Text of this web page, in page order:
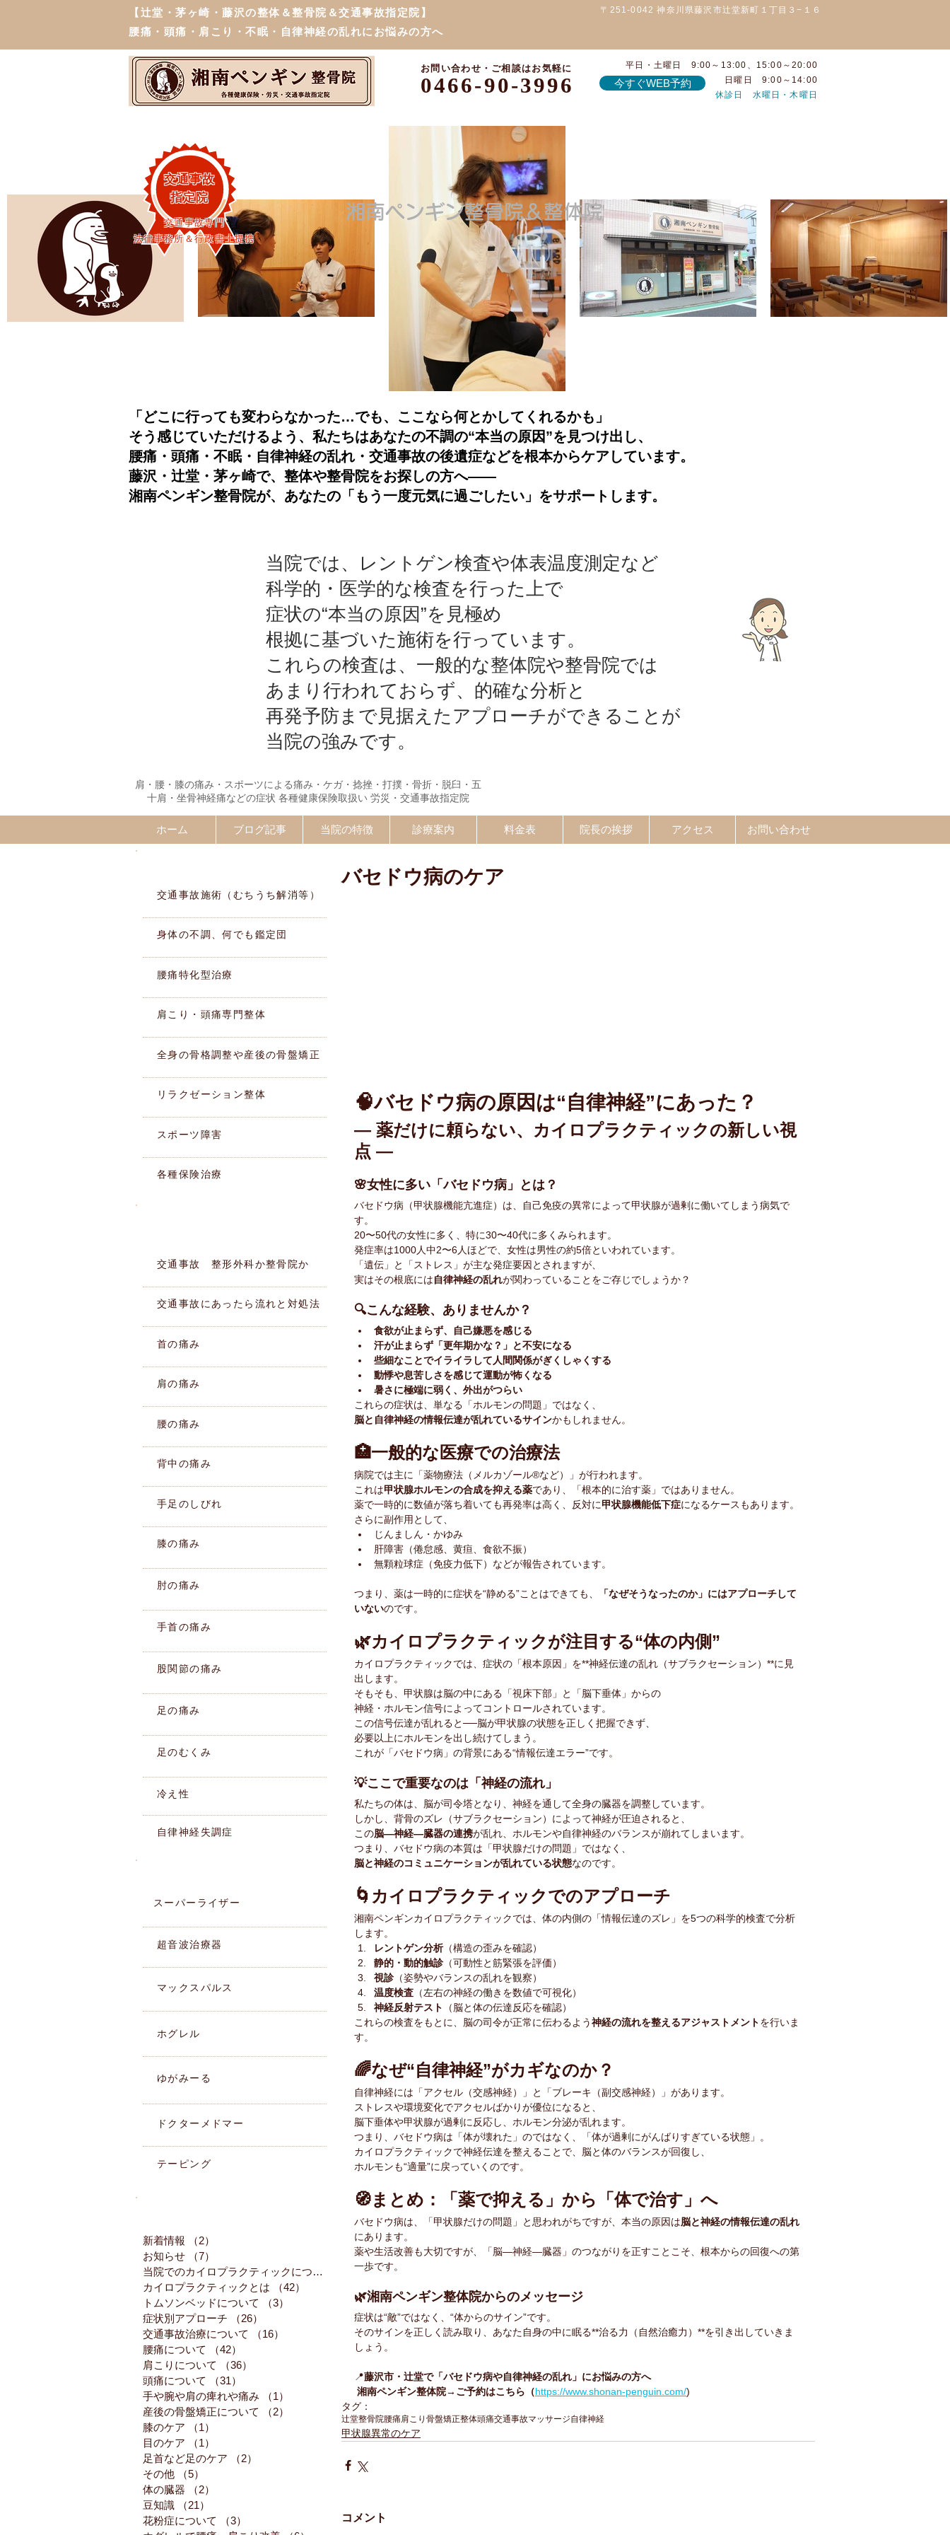
【辻堂・茅ヶ崎・藤沢の整体＆整骨院＆交通事故指定院】
腰痛・頭痛・肩こり・不眠・自律神経の乱れにお悩みの方へ
〒251-0042 神奈川県藤沢市辻堂新町１丁目３−１６
0466-90-3996
お問い合わせ・ご相談はお気軽に
平日・土曜日 9:00～13:00、15:00～20:00
日曜日 9:00～14:00
休診日 水曜日・木曜日
今すぐWEB予約
湘南ペンギン整骨院＆整体院
交通事故
指定院
交通事故専門
法律事務所＆行政書士提携
「どこに行っても変わらなかった…でも、ここなら何とかしてくれるかも」
そう感じていただけるよう、私たちはあなたの不調の“本当の原因”を見つけ出し、
腰痛・頭痛・不眠・自律神経の乱れ・交通事故の後遺症などを根本からケアしています。
藤沢・辻堂・茅ヶ崎で、整体や整骨院をお探しの方へ――
湘南ペンギン整骨院が、あなたの「もう一度元気に過ごしたい」をサポートします。
当院では、レントゲン検査や体表温度測定など
科学的・医学的な検査を行った上で
症状の“本当の原因”を見極め
根拠に基づいた施術を行っています。
これらの検査は、一般的な整体院や整骨院では
あまり行われておらず、的確な分析と
再発予防まで見据えたアプローチができることが
当院の強みです。
肩・腰・膝の痛み・スポーツによる痛み・ケガ・捻挫・打撲・骨折・脱臼・五
十肩・坐骨神経痛などの症状 各種健康保険取扱い 労災・交通事故指定院
ホーム ブログ記事 当院の特徴 診療案内 料金表 院長の挨拶 アクセス お問い合わせ
バセドウ病のケア
🧠バセドウ病の原因は“自律神経”にあった？
― 薬だけに頼らない、カイロプラクティックの新しい視
点 ―
🌸女性に多い「バセドウ病」とは？
バセドウ病（甲状腺機能亢進症）は、自己免疫の異常によって甲状腺が過剰に働いてしまう病気で
す。
20〜50代の女性に多く、特に30〜40代に多くみられます。
発症率は1000人中2〜6人ほどで、女性は男性の約5倍といわれています。
「遺伝」と「ストレス」が主な発症要因とされますが、
実はその根底には自律神経の乱れが関わっていることをご存じでしょうか？
🔍こんな経験、ありませんか？
食欲が止まらず、自己嫌悪を感じる
汗が止まらず「更年期かな？」と不安になる
些細なことでイライラして人間関係がぎくしゃくする
動悸や息苦しさを感じて運動が怖くなる
暑さに極端に弱く、外出がつらい
これらの症状は、単なる「ホルモンの問題」ではなく、
脳と自律神経の情報伝達が乱れているサインかもしれません。
🏥一般的な医療での治療法
病院では主に「薬物療法（メルカゾール®など）」が行われます。
これは甲状腺ホルモンの合成を抑える薬であり、「根本的に治す薬」ではありません。
薬で一時的に数値が落ち着いても再発率は高く、反対に甲状腺機能低下症になるケースもあります。
さらに副作用として、
じんましん・かゆみ
肝障害（倦怠感、黄疸、食欲不振）
無顆粒球症（免疫力低下）などが報告されています。
つまり、薬は一時的に症状を“静める”ことはできても、
「なぜそうなったのか」にはアプローチして
いないのです。
🌿カイロプラクティックが注目する“体の内側”
カイロプラクティックでは、症状の「根本原因」を**神経伝達の乱れ（サブラクセーション）**に見
出します。
そもそも、甲状腺は脳の中にある「視床下部」と「脳下垂体」からの
神経・ホルモン信号によってコントロールされています。
この信号伝達が乱れると──脳が甲状腺の状態を正しく把握できず、
必要以上にホルモンを出し続けてしまう。
これが「バセドウ病」の背景にある“情報伝達エラー”です。
💡ここで重要なのは「神経の流れ」
私たちの体は、脳が司令塔となり、神経を通して全身の臓器を調整しています。
しかし、背骨のズレ（サブラクセーション）によって神経が圧迫されると、
この脳―神経―臓器の連携が乱れ、ホルモンや自律神経のバランスが崩れてしまいます。
つまり、バセドウ病の本質は「甲状腺だけの問題」ではなく、
脳と神経のコミュニケーションが乱れている状態なのです。
🌀カイロプラクティックでのアプローチ
湘南ペンギンカイロプラクティックでは、体の内側の「情報伝達のズレ」を5つの科学的検査で分析
します。
レントゲン分析（構造の歪みを確認）
静的・動的触診（可動性と筋緊張を評価）
視診（姿勢やバランスの乱れを観察）
温度検査 （左右の神経の働きを数値で可視化）
神経反射テスト
（脳と体の伝達反応を確認）
これらの検査をもとに、脳の司令が正常に伝わるよう神経の流れを整えるアジャストメントを行いま
す。
🌈なぜ“自律神経”がカギなのか？
自律神経には「アクセル（交感神経）」と「ブレーキ（副交感神経）」があります。
ストレスや環境変化でアクセルばかりが優位になると、
脳下垂体や甲状腺が過剰に反応し、ホルモン分泌が乱れます。
つまり、バセドウ病は「体が壊れた」のではなく、「体が過剰にがんばりすぎている状態」。
カイロプラクティックで神経伝達を整えることで、脳と体のバランスが回復し、
ホルモンも“適量”に戻っていくのです。
🧭まとめ：「薬で抑える」から「体で治す」へ
バセドウ病は、「甲状腺だけの問題」と思われがちですが、本当の原因は脳と神経の情報伝達の乱れ
にあります。
薬や生活改善も大切ですが、「脳―神経―臓器」のつながりを正すことこそ、根本からの回復への第
一歩です。
🌿湘南ペンギン整体院からのメッセージ
症状は“敵”ではなく、“体からのサイン”です。
そのサインを正しく読み取り、あなた自身の中に眠る**治る力（自然治癒力）**を引き出していきま
しょう。
📍藤沢市・辻堂で「バセドウ病や自律神経の乱れ」にお悩みの方へ
湘南ペンギン整体院→ご予約はこちら（https://www.shonan-penguin.com/)
タグ：
辻堂整骨院腰痛肩こり 骨盤矯正整体頭痛交通事故マッサージ自律神経
甲状腺異常のケア
コメント
交通事故施術（むちうち解消等）
身体の不調、何でも鑑定団
腰痛特化型治療
肩こり・頭痛専門整体
全身の骨格調整や産後の骨盤矯正
リラクゼーション整体
スポーツ障害
各種保険治療
交通事故 整形外科か整骨院か
交通事故にあったら流れと対処法
首の痛み
肩の痛み
腰の痛み
背中の痛み
手足のしびれ
膝の痛み
肘の痛み
手首の痛み
股関節の痛み
足の痛み
足のむくみ
冷え性
自律神経失調症
新着情報 （2）
お知らせ
（7）
当院でのカイロプラクティックについて
（14）14件の記事
カイロプラクティックとは
（42）
トムソンベッドについて
（3）
症状別アプローチ
（26）
交通事故治療について
（16）
腰痛について
（42）
肩こりについて
（36）
頭痛について
（31）
手や腕や肩の痺れや痛み
（1）
産後の骨盤矯正について
（2）
膝のケア
（1）
目のケア
（1）
足首など足のケア
（2）
その他
（5）
体の臓器
（2）
豆知識
（21）
花粉症について
（3）
スーパーライザー
​超音波治療器
マックスパルス
ホグレル
ゆがみーる
ドクターメドマー
テーピング